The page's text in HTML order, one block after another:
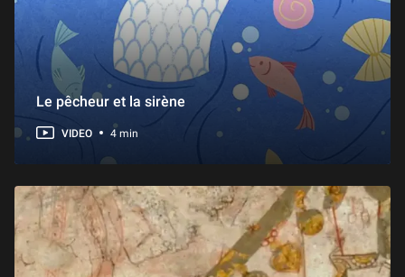
2 min
Au Louvre ! Les salles de mobilier et d’objets d’art du 18e siècle
Au Louvre ! Le Salon Denon et la Salle Mollien
Au Louvre ! La Salle des Cariatides
1 min
Le pêcheur et la sirène
VIDEO 4 min